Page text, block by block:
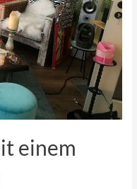
einem